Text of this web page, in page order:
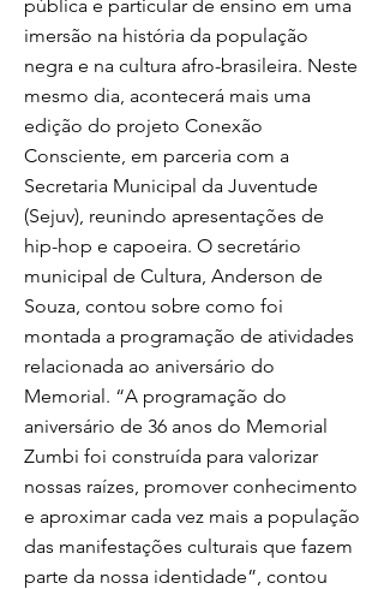
pública e particular de ensino em uma
imersão na história da população
negra e na cultura afro-brasileira. Neste
mesmo dia, acontecerá mais uma
edição do projeto Conexão
Consciente, em parceria com a
Secretaria Municipal da Juventude
(Sejuv), reunindo apresentações de
hip-hop e capoeira. O secretário
municipal de Cultura, Anderson de
Souza, contou sobre como foi
montada a programação de atividades
relacionada ao aniversário do
Memorial. “A programação do
aniversário de 36 anos do Memorial
Zumbi foi construída para valorizar
nossas raízes, promover conhecimento
e aproximar cada vez mais a população
das manifestações culturais que fazem
parte da nossa identidade”, contou